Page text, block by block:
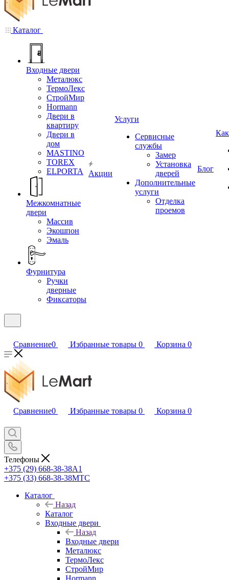
Каталог
Входные двери
Металюкс
ТермоЛекс
СтройМир
Hormann
Двери в
квартиру
Двери в
дом
MASTINO
TOREX
ELPORTA
Межкомнатные
двери
Массив
Экошпон
Эмаль
Фурнитура
Ручки
дверные
Фиксаторы
Акции
Услуги
Сервисные
службы
Замер
Установка
дверей
Дополнительные
услуги
Отделка
проемов
Блог
Сравнение0 Избранные товары 0 Корзина 0
Сравнение0 Избранные товары 0 Корзина 0
Телефоны
+375 (29) 668-38-38A1
+375 (33) 668-38-38МТС
Каталог
Назад
Каталог
Входные двери
Назад
Входные двери
Металюкс
ТермоЛекс
СтройМир
Hormann